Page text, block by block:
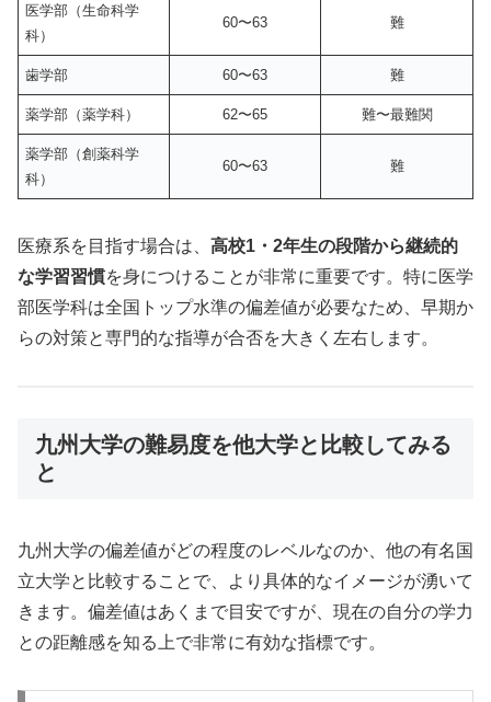
医学部（生命科学
科）
60〜63 難
歯学部 60〜63 難
薬学部（薬学科） 62〜65 難〜最難関
薬学部（創薬科学
科）
60〜63 難
医療系を目指す場合は、 高校1・2年生の段階から継続的
な学習習慣を身につけることが非常に重要です。特に医学
部医学科は全国トップ水準の偏差値が必要なため、早期か
らの対策と専門的な指導が合否を大きく左右します。
九州大学の難易度を他大学と比較してみる
と
九州大学の偏差値がどの程度のレベルなのか、他の有名国
立大学と比較することで、より具体的なイメージが湧いて
きます。偏差値はあくまで目安ですが、現在の自分の学力
との距離感を知る上で非常に有効な指標です。